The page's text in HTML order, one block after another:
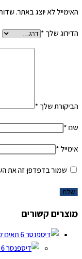
האימייל לא יוצג באתר.שדות
הדירוג שלך*
הביקורת שלך*
שם*
אימייל*
שמור בדפדפן זה את
מוצרים קשורים